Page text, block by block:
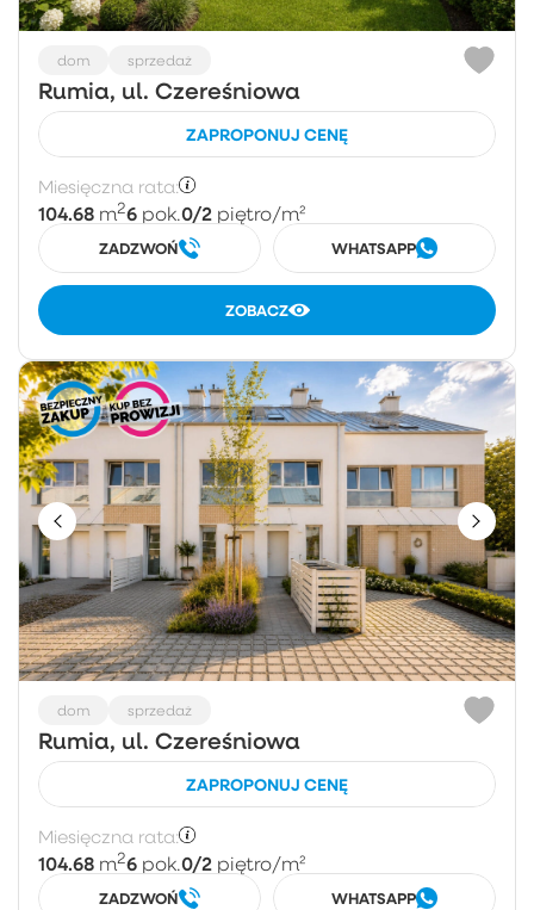
dom sprzedaż
Rumia, ul. Czereśniowa
ZAPROPONUJ CENĘ
Miesięczna rata:
104.68 m26 pok.0/2 piętro/m²
ZADZWOŃ WHATSAPP
ZOBACZ
dom sprzedaż
Rumia, ul. Czereśniowa
ZAPROPONUJ CENĘ
Miesięczna rata:
104.68 m26 pok.0/2 piętro/m²
ZADZWOŃ WHATSAPP